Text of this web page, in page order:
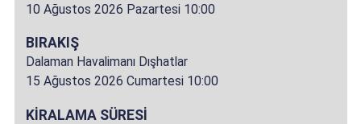
10 Ağustos 2026 Pazartesi 10:00
BIRAKIŞ
Dalaman Havalimanı Dışhatlar
15 Ağustos 2026 Cumartesi 10:00
KİRALAMA SÜRESİ